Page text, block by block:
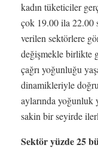
kadın tüketiciler
çok 19.00 ila 22.00
verilen sektörlere
değişmekle birlikte
çağrı yoğunluğu
dinamikleriyle
aylarında yoğunluk
sakin bir seyirde
Sektör yüzde 25